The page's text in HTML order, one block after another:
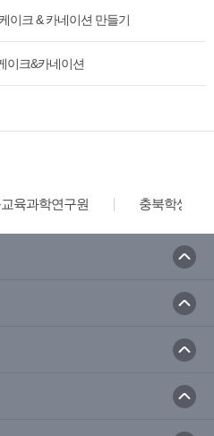
이크 & 카네이션 만들기
이크&카네이션
육과학연구원 충북학생교